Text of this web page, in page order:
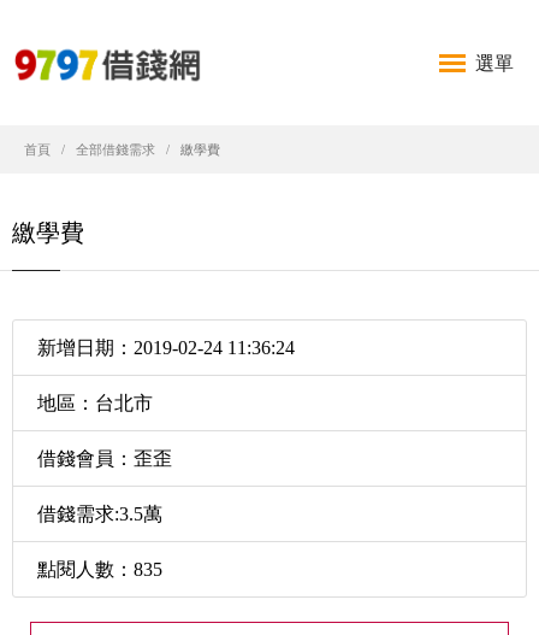
選單
首頁 全部借錢需求 繳學費
繳學費
新增日期：2019-02-24 11:36:24
地區：台北市
借錢會員：歪歪
借錢需求:3.5萬
點閱人數：835